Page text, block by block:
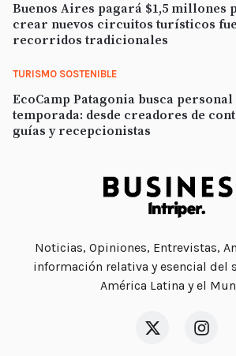
Noticias, Opiniones, Entrevistas,
información relativa y esencial del
América Latina y el
Buenos Aires pagará $1,5 millones
crear nuevos circuitos turísticos
recorridos tradicionales
TURISMO SOSTENIBLE
EcoCamp Patagonia busca
temporada: desde creadores de
guías y recepcionistas